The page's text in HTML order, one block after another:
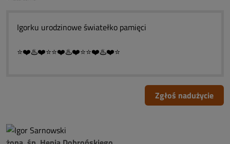
Igorku urodzinowe światełko pamięci
⭐❤️♨️❤️⭐⭐❤️♨️❤️⭐⭐❤️♨️❤️⭐
Zgłoś nadużycie